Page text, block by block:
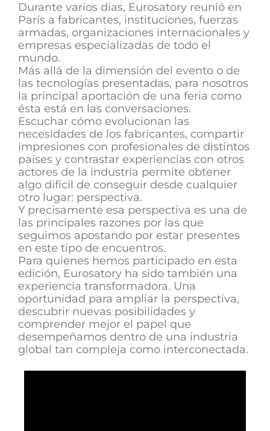
Durante varios días, Eurosatory reunió en
París a fabricantes, instituciones, fuerzas
armadas, organizaciones internacionales y
empresas especializadas de todo el
mundo.
Más allá de la dimensión del evento o de
las tecnologías presentadas, para nosotros
la principal aportación de una feria como
ésta está en las conversaciones.
Escuchar cómo evolucionan las
necesidades de los fabricantes, compartir
impresiones con profesionales de distintos
países y contrastar experiencias con otros
actores de la industria permite obtener
algo difícil de conseguir desde cualquier
otro lugar: perspectiva.
Y precisamente esa perspectiva es una de
las principales razones por las que
seguimos apostando por estar presentes
en este tipo de encuentros.
Para quienes hemos participado en esta
edición, Eurosatory ha sido también una
experiencia transformadora. Una
oportunidad para ampliar la perspectiva,
descubrir nuevas posibilidades y
comprender mejor el papel que
desempeñamos dentro de una industria
global tan compleja como interconectada.